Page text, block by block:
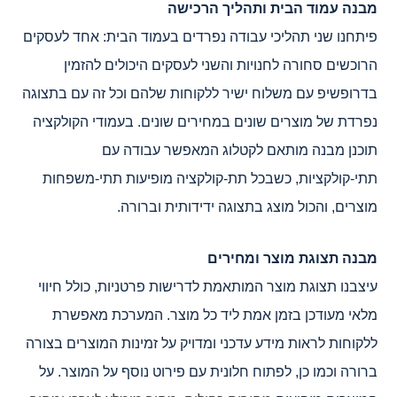
מבנה עמוד הבית ותהליך הרכישה
פיתחנו שני תהליכי עבודה נפרדים בעמוד הבית: אחד לעסקים
הרוכשים סחורה לחנויות והשני לעסקים היכולים להזמין
בדרופשיפ עם משלוח ישיר ללקוחות שלהם וכל זה עם בתצוגה
נפרדת של מוצרים שונים במחירים שונים. בעמודי הקולקציה
תוכנן מבנה מותאם לקטלוג המאפשר עבודה עם
תתי-קולקציות, כשבכל תת-קולקציה מופיעות תתי-משפחות
מוצרים, והכול מוצג בתצוגה ידידותית וברורה.
מבנה תצוגת מוצר ומחירים
עיצבנו תצוגת מוצר המותאמת לדרישות פרטניות, כולל חיווי
מלאי מעודכן בזמן אמת ליד כל מוצר. המערכת מאפשרת
ללקוחות לראות מידע עדכני ומדויק על זמינות המוצרים בצורה
ברורה וכמו כן, לפתוח חלונית עם פירוט נוסף על המוצר. על